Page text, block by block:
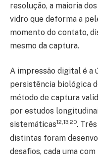
resolução, a maioria
vidro que deforma a
momento do contato,
mesmo da captura.
A impressão digital é a
persistência biológica
método de captura
por estudos
sistemáticas12,13,20.
distintas foram
desafios, cada uma